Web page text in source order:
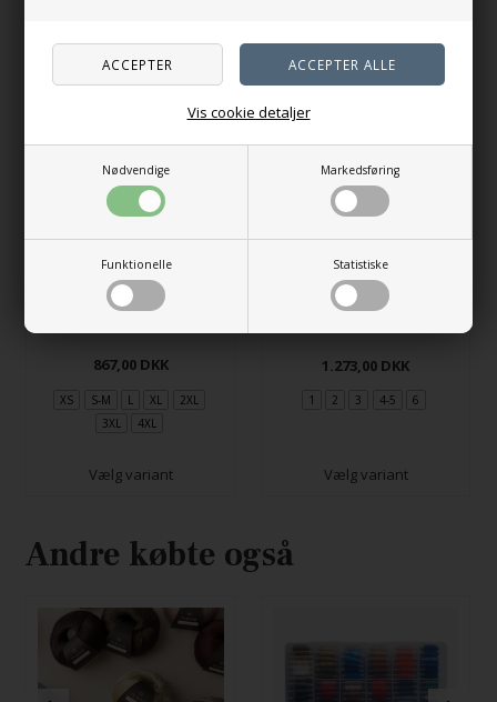
Nødvendige Markedsføring
Funktionelle Statistiske
Vis cookie detaljer
Relaterede produkter
867,00 DKK
XS S-M L XL
2XL
3XL
4XL
Vælg variant
1.273,00 DKK
1 2 3 4-5 6
Vælg variant
Andre købte også